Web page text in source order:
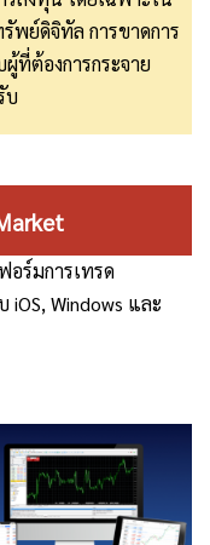
พย์ดิจิทัล การขาดการ
ที่ต้องการกระจาย
บ
อร์มการเทรด
iOS, Windows และ